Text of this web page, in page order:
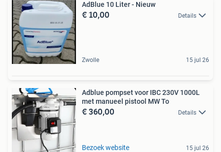
AdBlue 10 Liter - Nieuw
€ 10,00 Details
Zwolle 15 jul 26
Adblue pompset voor IBC 230V 1000L
met manueel pistool MW To
€ 360,00 Details
Bezoek website 15 jul 26